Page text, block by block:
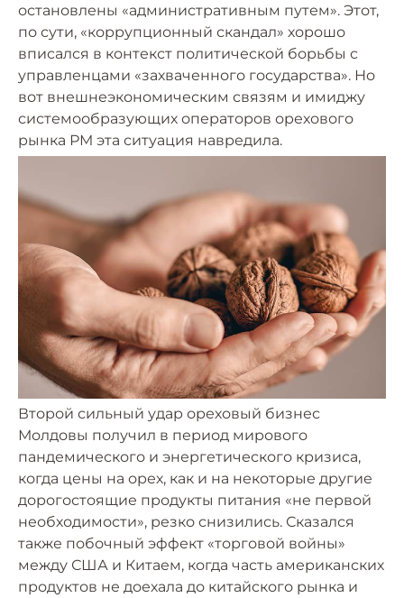
остановлены «административным путем». Этот,
по сути, «коррупционный скандал» хорошо
вписался в контекст политической борьбы с
управленцами «захваченного государства». Но
вот внешнеэкономическим связям и имиджу
системообразующих операторов орехового
рынка РМ эта ситуация навредила.
Второй сильный удар ореховый бизнес
Молдовы получил в период мирового
пандемического и энергетического кризиса,
когда цены на орех, как и на некоторые другие
дорогостоящие продукты питания «не первой
необходимости», резко снизились. Сказался
также побочный эффект «торговой войны»
между США и Китаем, когда часть американских
продуктов не доехала до китайского рынка и